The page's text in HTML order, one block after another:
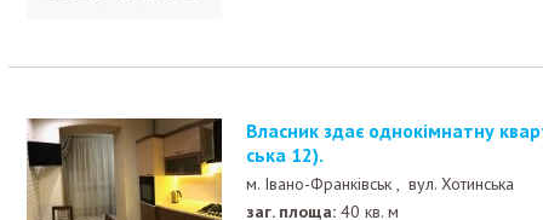
Власник здає однокімнатну квартиру в центрі (Хотин
ська 12).
м. Івано-Франківськ , вул. Хотинська
заг. площа: 40 кв. м